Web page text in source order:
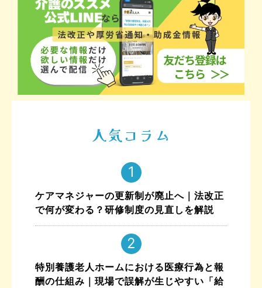
人気コラム
ケアマネジャーの更新制が廃止へ｜法改正
で何が変わる？研修制度の見直しを解説
特別養護老人ホームにおける医療行為と報
酬の仕組み｜現場で誤解が生じやすい「給